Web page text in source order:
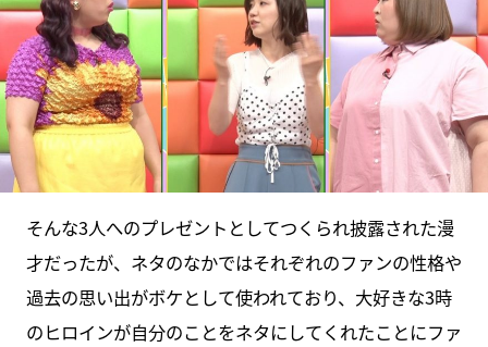
そんな3人へのプレゼントとしてつくられ披露された漫
才だったが、ネタのなかではそれぞれのファンの性格や
過去の思い出がボケとして使われており、大好きな3時
のヒロインが自分のことをネタにしてくれたことにファ